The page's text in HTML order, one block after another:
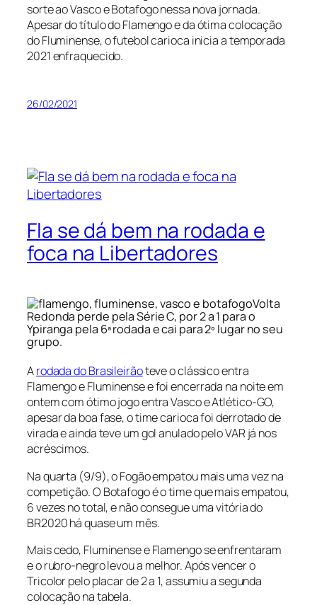
sorte ao Vasco e Botafogo nessa nova jornada.
Apesar do título do Flamengo e da ótima colocação
do Fluminense, o futebol carioca inicia a temporada
2021 enfraquecido.
26/02/2021
Fla se dá bem na rodada e
foca na Libertadores
Volta
Redonda perde pela Série C, por 2 a 1 para o
Ypiranga pela 6ª rodada e cai para 2º lugar no seu
grupo.
Arodada do Brasileirãoteve o clássico entra
Flamengo e Fluminense e foi encerrada na noite em
ontem com ótimo jogo entra Vasco e Atlético-GO,
apesar da boa fase, o time carioca foi derrotado de
virada e ainda teve um gol anulado pelo VAR já nos
acréscimos.
Na quarta (9/9), o Fogão empatou mais uma vez na
competição. O Botafogo é o time que mais empatou,
6 vezes no total, e não consegue uma vitória do
BR2020 há quase um mês.
Mais cedo, Fluminense e Flamengo se enfrentaram
e o rubro-negro levou a melhor. Após vencer o
Tricolor pelo placar de 2 a 1, assumiu a segunda
colocação na tabela.